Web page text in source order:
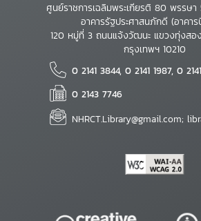
ศูนย์ราชการเฉลิมพระเกียรติ 80 พรรษ
อาคารรัฐประศาสนภักดี (อาคา
120 หมู่ที่ 3 ถนนแจ้งวัฒนะ แขวงทุ่งสอ
กรุงเทพฯ 10210
0 2141 3844, 0 2141 1987, 0
0 2143 7746
NHRCT.Library@gmail.com;